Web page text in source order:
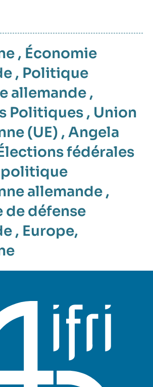
, Économie
, Politique
allemande ,
Politiques , Union
(UE) , Angela
fédérales
politique
allemande ,
de défense
, Europe,